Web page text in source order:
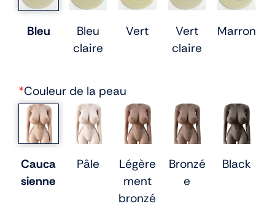
Bleu
Bleu
claire
Vert
Vert
claire
Marron
*Couleur de la peau
Cauca
sienne
Pâle
Légère
ment
bronzé
Bronzé
e
Black